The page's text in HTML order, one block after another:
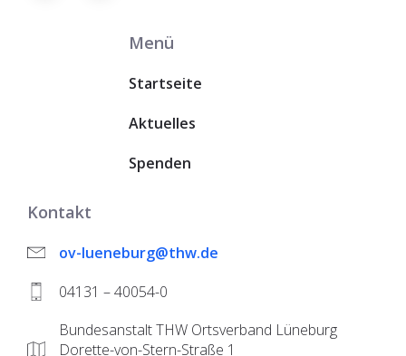
Menü
Startseite
Aktuelles
Spenden
Kontakt
ov-lueneburg@thw.de
04131 – 40054-0
Bundesanstalt THW Ortsverband Lüneburg
Dorette-von-Stern-Straße 1